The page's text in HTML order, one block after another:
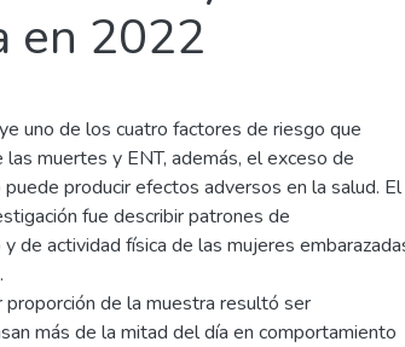
en 2022
uno de los cuatro factores de riesgo que
muertes y ENT, además, el exceso de
producir efectos adversos en la salud. El
fue describir patrones de
de actividad física de las mujeres
proporción de la muestra resultó ser
más de la mitad del día en comportamiento